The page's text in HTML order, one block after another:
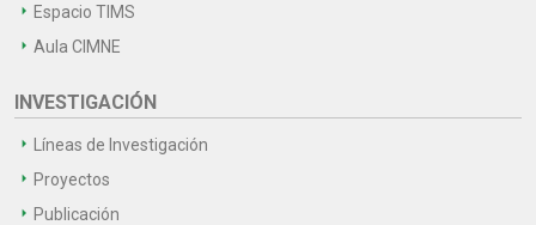
Espacio TIMS
Aula CIMNE
INVESTIGACIÓN
Líneas de Investigación
Proyectos
Publicación